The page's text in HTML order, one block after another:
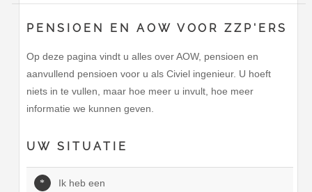
PENSIOEN EN AOW VOOR ZZP'ERS
Op deze pagina vindt u alles over AOW, pensioen en
aanvullend pensioen voor u als Civiel ingenieur. U hoeft
niets in te vullen, maar hoe meer u invult, hoe meer
informatie we kunnen geven.
UW SITUATIE
Ik heb een